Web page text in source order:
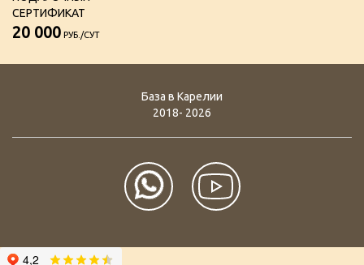
СЕРТИФИКАТ
20 000 РУБ./СУТ
База в Карелии
2018- 2026